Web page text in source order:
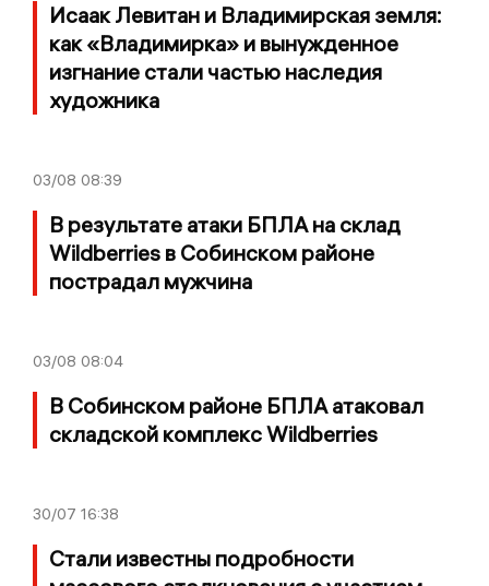
Исаак Левитан и Владимирская земля:
как «Владимирка» и вынужденное
изгнание стали частью наследия
художника
03/08 08:39
В результате атаки БПЛА на склад
Wildberries в Собинском районе
пострадал мужчина
03/08 08:04
В Собинском районе БПЛА атаковал
складской комплекс Wildberries
30/07 16:38
Стали известны подробности